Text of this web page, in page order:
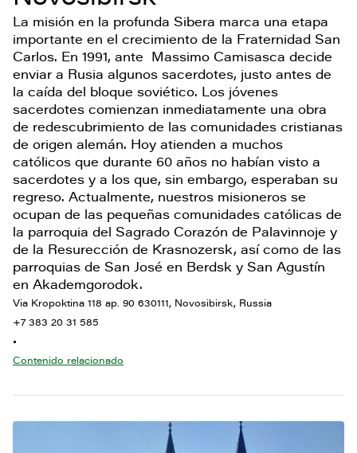
La misión en la profunda Sibera marca una etapa
importante en el crecimiento de la Fraternidad San
Carlos. En 1991, ante Massimo Camisasca decide
enviar a Rusia algunos sacerdotes, justo antes de
la caída del bloque soviético. Los jóvenes
sacerdotes comienzan inmediatamente una obra
de redescubrimiento de las comunidades cristianas
de origen alemán. Hoy atienden a muchos
católicos que durante 60 años no habían visto a
sacerdotes y a los que, sin embargo, esperaban su
regreso. Actualmente, nuestros misioneros se
ocupan de las pequeñas comunidades católicas de
la parroquia del Sagrado Corazón de Palavinnoje y
de la Resurección de Krasnozersk, así como de las
parroquias de San José en Berdsk y San Agustín
en Akademgorodok.
Via Kropoktina 118 ap. 90 630111, Novosibirsk, Russia
+7 383 20 31 585
•
Contenido relacionado